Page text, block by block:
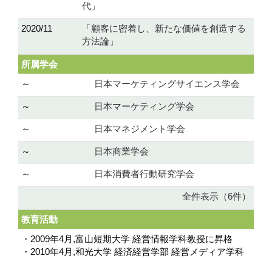
代」
2020/11
「顧客に密着し、新たな価値を創造する
方法論」
所属学会
～
日本マーケティングサイエンス学会
～ 日本マーケティング学会
～ 日本マネジメント学会
～ 日本商業学会
～ 日本消費者行動研究学会
全件表示（6件）
教育活動
・2009年4月,富山短期大学 経営情報学科教授に昇格
・2010年4月,和光大学 経済経営学部 経営メディア学科